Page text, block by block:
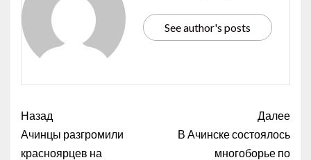
See author's posts
Назад
Ачинцы разгромили
красноярцев на
Далее
В Ачинске состоялось
многоборье по